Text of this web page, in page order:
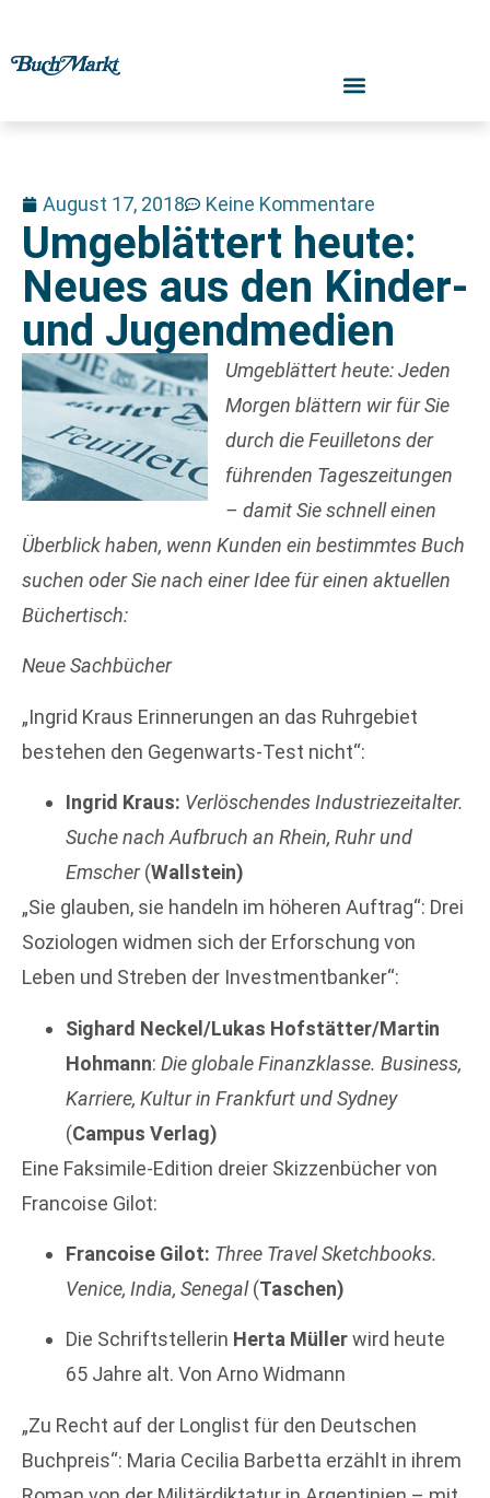
August 17, 2018 Keine Kommentare
Umgeblättert heute:
Neues aus den Kinder-
und Jugendmedien
Umgeblättert heute: Jeden
Morgen blättern wir für Sie
durch die Feuilletons der
führenden Tageszeitungen
– damit Sie schnell einen
Überblick haben, wenn Kunden ein bestimmtes Buch
suchen oder Sie nach einer Idee für einen aktuellen
Büchertisch:
Neue Sachbücher
„Ingrid Kraus Erinnerungen an das Ruhrgebiet
bestehen den Gegenwarts-Test nicht“:
Ingrid Kraus: Verlöschendes Industriezeitalter.
Suche nach Aufbruch an Rhein, Ruhr und
Emscher(Wallstein)
„Sie glauben, sie handeln im höheren Auftrag“: Drei
Soziologen widmen sich der Erforschung von
Leben und Streben der Investmentbanker“:
Sighard Neckel/Lukas Hofstätter/Martin
Hohmann: Die globale Finanzklasse. Business,
Karriere, Kultur in Frankfurt und Sydney
(Campus Verlag)
Eine Faksimile-Edition dreier Skizzenbücher von
Francoise Gilot:
Francoise Gilot: Three Travel Sketchbooks.
Venice, India, Senegal(Taschen)
Die Schriftstellerin Herta Müllerwird heute
65 Jahre alt. Von Arno Widmann
„Zu Recht auf der Longlist für den Deutschen
Buchpreis“: Maria Cecilia Barbetta erzählt in ihrem